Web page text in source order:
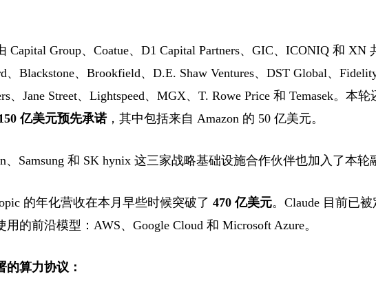
Capital Group、Coatue、D1 Capital Partners、GIC、ICONIQ 和
、Blackstone、Brookfield、D.E. Shaw Ventures、DST Global、
、Jane Street、Lightspeed、MGX、T. Rowe Price 和 Temasek。本
亿美元预先承诺，其中包括来自 Amazon 的 50 亿美元。
、Samsung 和 SK hynix 这三家战略基础设施合作伙伴也加入了本轮
的年化营收在本月早些时候突破了 470 亿美元。Claude 目前已
用的前沿模型：AWS、Google Cloud 和 Microsoft Azure。
的算力协议：